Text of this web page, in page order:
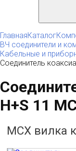
ГлавнаяКаталог
ВЧ соединители и
Кабельные и
Соединитель
H+S 11
MCX вилка